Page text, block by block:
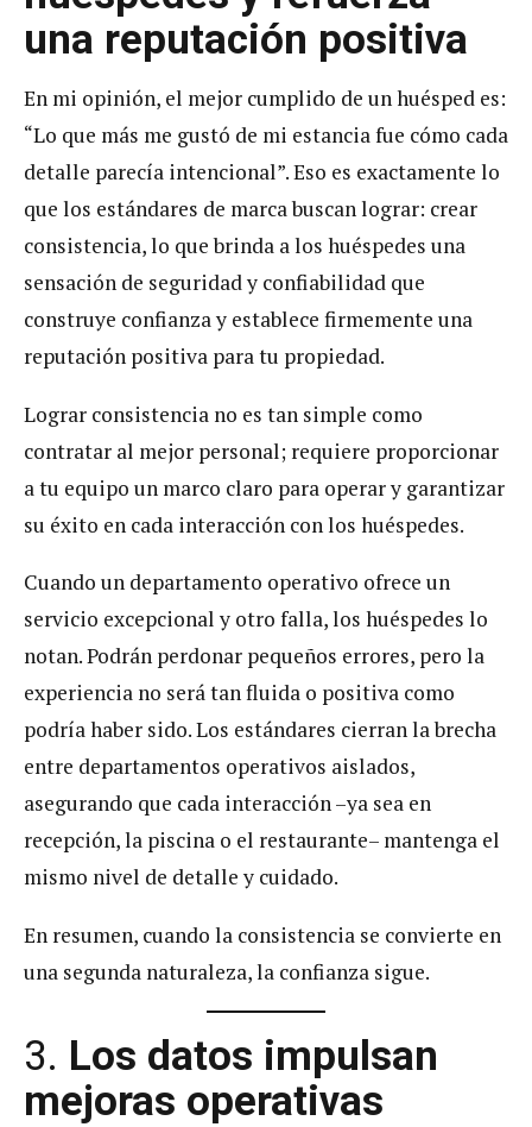
una reputación positiva
En mi opinión, el mejor cumplido de un huésped es:
“Lo que más me gustó de mi estancia fue cómo cada
detalle parecía intencional”. Eso es exactamente lo
que los estándares de marca buscan lograr: crear
consistencia, lo que brinda a los huéspedes una
sensación de seguridad y confiabilidad que
construye confianza y establece firmemente una
reputación positiva para tu propiedad.
Lograr consistencia no es tan simple como
contratar al mejor personal; requiere proporcionar
a tu equipo un marco claro para operar y garantizar
su éxito en cada interacción con los huéspedes.
Cuando un departamento operativo ofrece un
servicio excepcional y otro falla, los huéspedes lo
notan. Podrán perdonar pequeños errores, pero la
experiencia no será tan fluida o positiva como
podría haber sido. Los estándares cierran la brecha
entre departamentos operativos aislados,
asegurando que cada interacción –ya sea en
recepción, la piscina o el restaurante– mantenga el
mismo nivel de detalle y cuidado.
En resumen, cuando la consistencia se convierte en
una segunda naturaleza, la confianza sigue.
3. Los datos impulsan
mejoras operativas